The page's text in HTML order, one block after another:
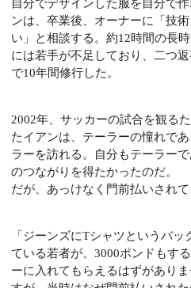
自分でデザインした服を自分で
ンは、卒業後、オーナーに「技
い」と相談する。 約12時間の長
には若手が不足しており、二つ
で10年間修行した。
2002年、サッカーの試合を観る
たイアンは、テーラーの憧れで
ラーを訪れる。
自分もテーラー
のつながりを得たかったのだ。
だが、あっけなく門前払いされて
「ジーンズにTシャツというバ
ている若者が、3000ポンドもす
ーに入れてもらえるはずがありま